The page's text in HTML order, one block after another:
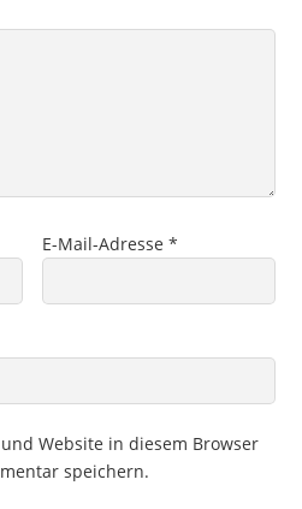
E-Mail-Adresse*
Website in diesem Browser
speichern.